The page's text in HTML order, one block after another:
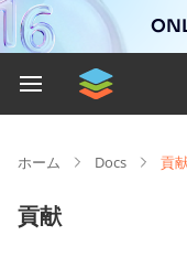
ホーム Docs 貢
貢献